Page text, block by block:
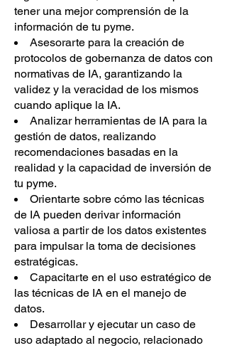
tener una mejor comprensión de la
información de tu pyme.
Asesorarte para la creación de
protocolos de gobernanza de datos con
normativas de IA, garantizando la
validez y la veracidad de los mismos
cuando aplique la IA.
Analizar herramientas de IA para la
gestión de datos, realizando
recomendaciones basadas en la
realidad y la capacidad de inversión de
tu pyme.
Orientarte sobre cómo las técnicas
de IA pueden derivar información
valiosa a partir de los datos existentes
para impulsar la toma de decisiones
estratégicas.
Capacitarte en el uso estratégico de
las técnicas de IA en el manejo de
datos.
Desarrollar y ejecutar un caso de
uso adaptado al negocio, relacionado